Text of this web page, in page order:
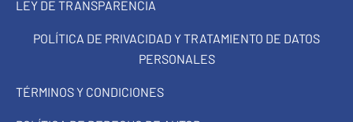
LEY DE TRANSPARENCIA
POLÍTICA DE PRIVACIDAD Y TRATAMIENTO DE DATOS
PERSONALES
TÉRMINOS Y CONDICIONES